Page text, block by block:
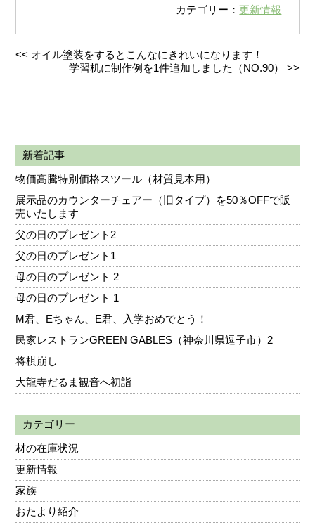
カテゴリー： 更新情報
<< オイル塗装をするとこんなにきれいになります！
学習机に制作例を1件追加しました（NO.90）
>>
新着記事
物価高騰特別価格スツール（材質見本用）
展示品のカウンターチェアー（旧タイプ）を50％OFFで販
売いたします
父の日のプレゼント2
父の日のプレゼント1
母の日のプレゼント 2
母の日のプレゼント 1
M君、Eちゃん、E君、入学おめでとう！
民家レストランGREEN GABLES（神奈川県逗子市）2
将棋崩し
大龍寺だるま観音へ初詣
カテゴリー
材の在庫状況
更新情報
家族
おたより紹介